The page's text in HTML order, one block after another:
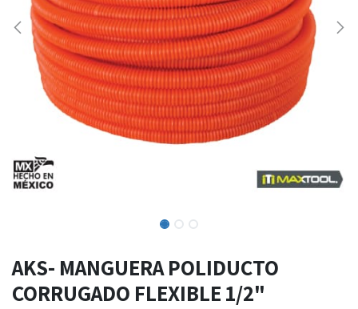
AKS- MANGUERA POLIDUCTO
CORRUGADO FLEXIBLE 1/2"